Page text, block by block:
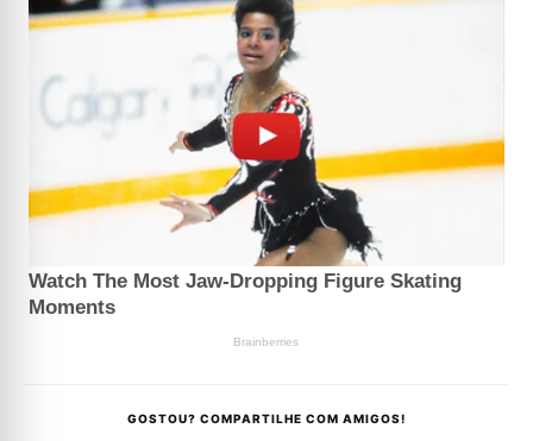
GOSTOU? COMPARTILHE COM AMIGOS!